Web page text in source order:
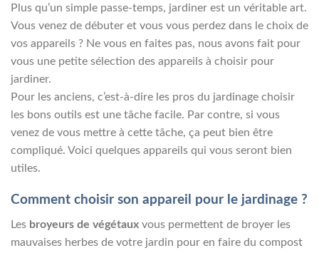
Plus qu’un simple passe-temps, jardiner est un véritable art.
Vous venez de débuter et vous vous perdez dans le choix de
vos appareils ? Ne vous en faites pas, nous avons fait pour
vous une petite sélection des appareils à choisir pour
jardiner.
Pour les anciens, c’est-à-dire les pros du jardinage choisir
les bons outils est une tâche facile. Par contre, si vous
venez de vous mettre à cette tâche, ça peut bien être
compliqué. Voici quelques appareils qui vous seront bien
utiles.
Comment choisir son appareil pour le jardinage ?
Les broyeurs de végétaux vous permettent de broyer les
mauvaises herbes de votre jardin pour en faire du compost